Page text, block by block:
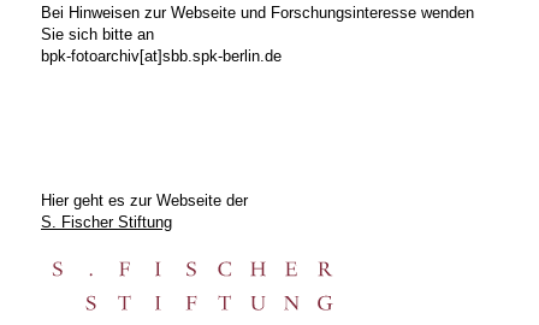
Bei Hinweisen zur Webseite und Forschungsinteresse wenden
Sie sich bitte an
bpk-fotoarchiv[at]sbb.spk-berlin.de
Hier geht es zur Webseite der
S. Fischer Stiftung